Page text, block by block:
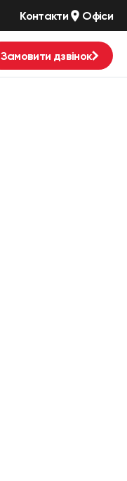
Контакти Офіси
Замовити дзвінок